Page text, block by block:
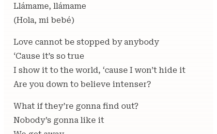
Llámame, llámame
(Hola, mi bebé)
Love cannot be stopped by anybody
‘Cause it’s so true
I show it to the world, ‘cause I won’t hide it
Are you down to believe intenser?
What if they’re gonna find out?
Nobody’s gonna like it